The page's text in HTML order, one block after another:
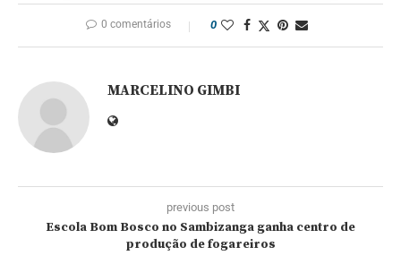
0 comentários 0
MARCELINO GIMBI
previous post
Escola Bom Bosco no Sambizanga ganha centro de
produção de fogareiros